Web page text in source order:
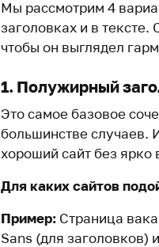
Мы рассмотрим 4
заголовках и в тексте.
чтобы он выглядел
1. Полужирный
Это самое базовое
большинстве случаев.
хороший сайт без
Для каких сайтов
Пример: Страница
Sans (для заголовков)